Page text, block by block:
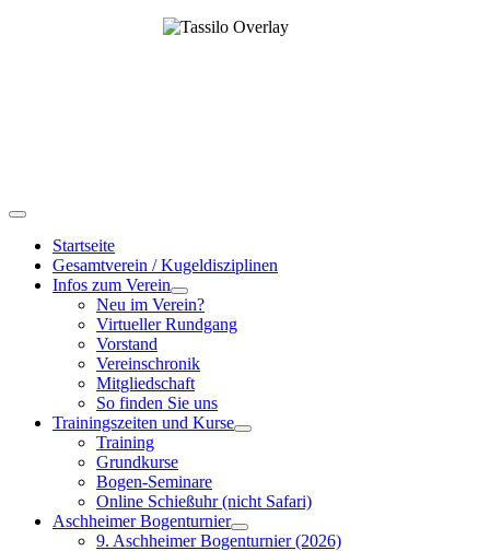
Startseite
Gesamtverein / Kugeldisziplinen
Infos zum Verein
Neu im Verein?
Virtueller Rundgang
Vorstand
Vereinschronik
Mitgliedschaft
So finden Sie uns
Trainingszeiten und Kurse
Training
Grundkurse
Bogen-Seminare
Online Schießuhr (nicht Safari)
Aschheimer Bogenturnier
9. Aschheimer Bogenturnier (2026)